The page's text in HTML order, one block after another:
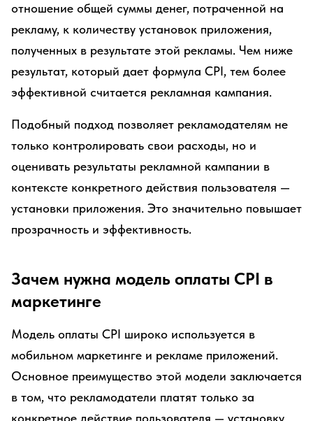
отношение общей суммы денег, потраченной на
рекламу, к количеству установок приложения,
полученных в результате этой рекламы. Чем ниже
результат, который дает формула CPI, тем более
эффективной считается рекламная кампания.
Подобный подход позволяет рекламодателям не
только контролировать свои расходы, но и
оценивать результаты рекламной кампании в
контексте конкретного действия пользователя —
установки приложения. Это значительно повышает
прозрачность и эффективность.
Зачем нужна модель оплаты CPI в
маркетинге
Модель оплаты CPI широко используется в
мобильном маркетинге и рекламе приложений.
Основное преимущество этой модели заключается
в том, что рекламодатели платят только за
конкретное действие пользователя — установку